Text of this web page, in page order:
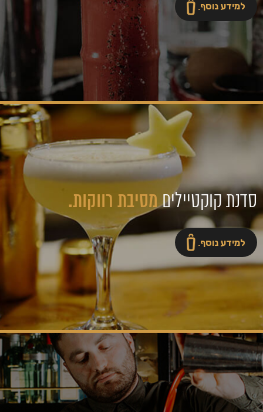
למידע נוסף
סדנת קוקטייליםמסיבת רווקות.
למידע נוסף